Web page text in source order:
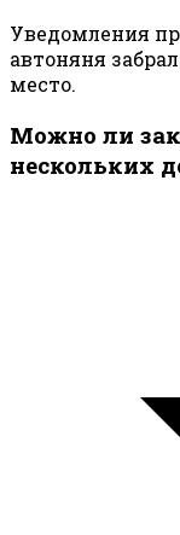
Уведомления
автоняня
место.
Можно ли
нескольких